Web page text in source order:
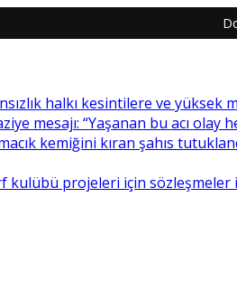
halkı kesintilere ve yüksek
mesajı: “Yaşanan bu acı
kemiğini kıran şahıs
kulübü projeleri için sözleşmeler